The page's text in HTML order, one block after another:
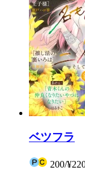
ベツフラ
200/